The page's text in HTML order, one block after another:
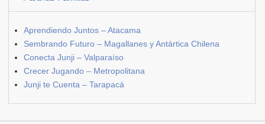
Aprendiendo Juntos – Atacama
Sembrando Futuro – Magallanes y Antártica Chilena
Conecta Junji – Valparaíso
Crecer Jugando – Metropolitana
Junji te Cuenta – Tarapacá